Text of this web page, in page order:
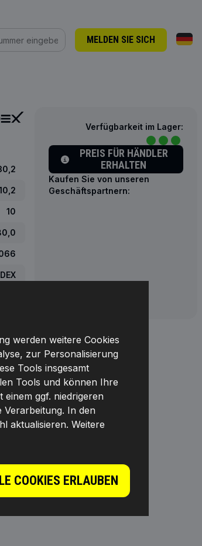
MELDEN SIE SICH
werden weitere Cookies
zur Personalisierung
Tools insgesamt
Tools und können Ihre
einem ggf. niedrigeren
In den
aktualisieren. Weitere
COOKIES ERLAUBEN
10
Verfügbarkeit im Lager:
PREIS FÜR HÄNDLER
ERHALTEN
Kaufen Sie von unseren
Geschäftspartnern: